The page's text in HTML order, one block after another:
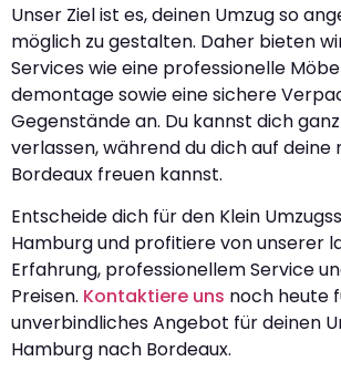
Unser Ziel ist es, deinen Umzug so
möglich zu gestalten. Daher bieten
Services wie eine professionelle
demontage sowie eine sichere
Gegenstände an. Du kannst dich
verlassen, während du dich auf deine
Bordeaux freuen kannst.
Entscheide dich für den Klein
Hamburg und profitiere von unserer
Erfahrung, professionellem Service
Preisen. Kontaktiere uns noch heute
unverbindliches Angebot für deinen
Hamburg nach Bordeaux.